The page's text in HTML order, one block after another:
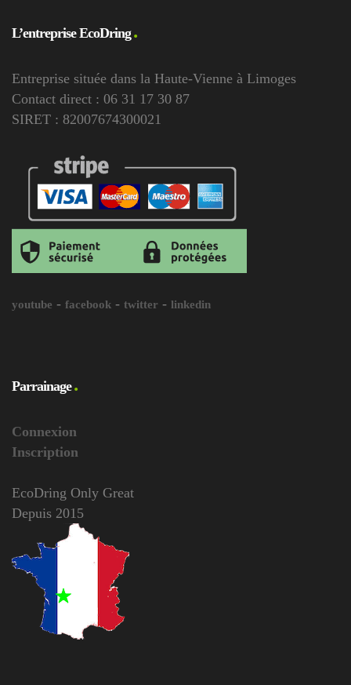
L’entreprise EcoDring
Entreprise située dans la Haute-Vienne à Limoges
Contact direct : 06 31 17 30 87
SIRET : 82007674300021
youtube - facebook - twitter - linkedin
Parrainage
Connexion
Inscription
EcoDring Only Great
Depuis 2015